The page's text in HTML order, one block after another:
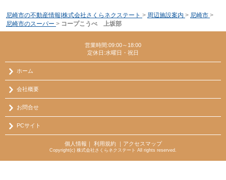
尼崎市の不動産情報|株式会社さくらネクステート > 周辺施設案内 > 尼崎市 >
尼崎市のスーパー > コープこうべ 上坂部
営業時間:09:00～18:00
定休日:水曜日・祝日
ホーム
会社概要
お問合せ
PCサイト
個人情報 利用規約｜ アクセスマップ
Copyright(c) 株式会社さくらネクステート All rights reserved.